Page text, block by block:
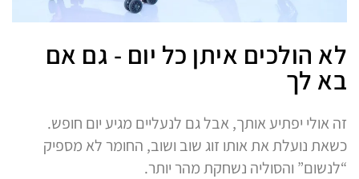
לא הולכים איתן כל יום - גם אם
בא לך
זה אולי יפתיע אותך, אבל גם לנעליים מגיע יום חופש.
כשאת נועלת את אותו זוג שוב ושוב, החומר לא מספיק
“לנשום” והסוליה נשחקת מהר יותר.